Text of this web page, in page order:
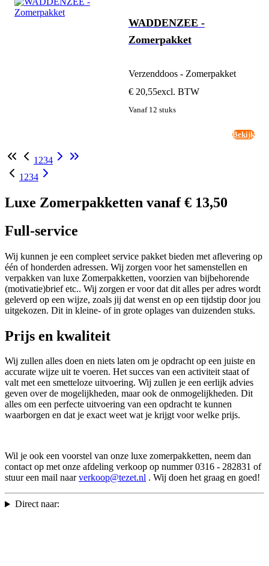
WADDENZEE -
Zomerpakket
Verzenddoos - Zomerpakket
€ 20,55excl. BTW
Vanaf 12 stuks
Bekijk
1 234
1 234
Luxe Zomerpakketten vanaf € 13,50
Full-service
Wij kunnen je een compleet service pakket bieden met aflevering op
één of honderden adressen. Wij zorgen voor het samenstellen en
verpakken van luxe Zomerpakketten, voorzien van bijbehorende
(motivatie)brief etc.. Wij zorgen er voor dat dit alles per adres wordt
geleverd op een wijze, zoals jij dat wenst en op een tijdstip door jou
uitgekozen. Dit in kleine- of in grote oplages van duizenden stuks.
Prijs en kwaliteit
Wij zullen alles doen en niets laten om je opdracht op een juiste en
accurate wijze uit te voeren. Het succes van een activiteit staat of
valt met een smetteloze uitvoering. Wij zullen je een eerlijk advies
geven over de mogelijkheden, maar ook de onmogelijkheden. Dit
alles om een perfecte uitvoering van een opdracht te kunnen
waarborgen en dat je exact weet wat je krijgt voor welke prijs.
Wil je ook een voorstel van onze luxe zomerpakketten, neem dan
contact op met onze afdeling verkoop op nummer 0316 - 282831 of
stuur een mail naarverkoop@tezet.nl . Wij doen het graag en goed!
Direct naar: